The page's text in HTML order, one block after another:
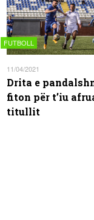
FUTBOLL
11/04/2021
Drita e
fiton për t’iu
titullit